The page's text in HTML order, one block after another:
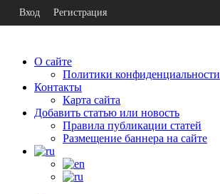
О сайте
Политики конфиденциальности
Контакты
Карта сайта
Добавить статью или новость
Правила публикации статей
Размещение баннера на сайте
Вход Регистрация